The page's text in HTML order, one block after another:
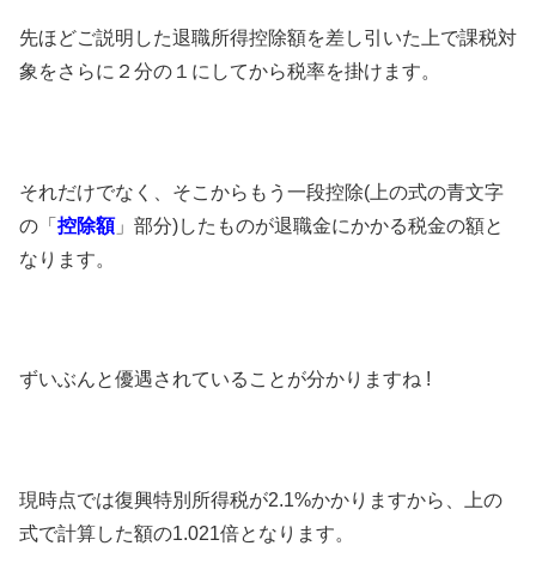
先ほどご説明した退職所得控除額を差し引いた上で課税対
象をさらに２分の１にしてから税率を掛けます。
それだけでなく、そこからもう一段控除(上の式の青文字
の「 控除額」部分)したものが退職金にかかる税金の額と
なります。
ずいぶんと優遇されていることが分かりますね !
現時点では復興特別所得税が2.1%かかりますから、上の
式で計算した額の1.021倍となります。